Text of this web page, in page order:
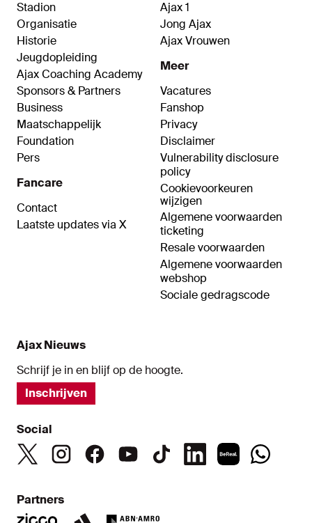
Stadion
Organisatie
Historie
Jeugdopleiding
Ajax Coaching Academy
Sponsors & Partners
Business
Maatschappelijk
Foundation
Pers
Fancare
Contact
Laatste updates via X
Ajax 1
Jong Ajax
Ajax Vrouwen
Meer
Vacatures
Fanshop
Privacy
Disclaimer
Vulnerability disclosure
policy
Cookievoorkeuren
wijzigen
Algemene voorwaarden
ticketing
Resale voorwaarden
Algemene voorwaarden
webshop
Sociale gedragscode
Ajax Nieuws
Schrijf je in en blijf op de hoogte.
Inschrijven
Social
Partners